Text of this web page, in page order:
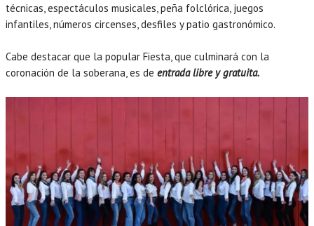
técnicas, espectáculos musicales, peña folclórica, juegos
infantiles, números circenses, desfiles y patio gastronómico.
Cabe destacar que la popular Fiesta, que culminará con la
coronación de la soberana, es de entrada libre y gratuita.